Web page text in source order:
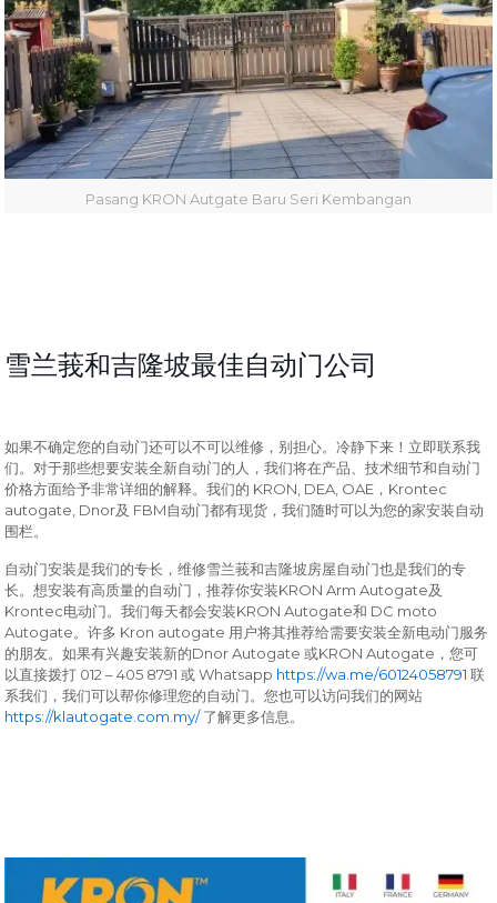
Pasang KRON Autgate Baru Seri Kembangan
雪兰莪和吉隆坡最佳自动门公司
如果不确定您的自动门还可以不可以维修，别担心。冷静下来！立即联系我
们。对于那些想要安装全新自动门的人，我们将在产品、技术细节和自动门
价格方面给予非常详细的解释。我们的 KRON, DEA, OAE ， Krontec
autogate, Dnor及 FBM自动门都有现货，我们随时可以为您的家安装自动
围栏。
自动门安装是我们的专长，维修雪兰莪和吉隆坡房屋自动门也是我们的专
长。想安装有高质量的自动门，推荐你安装KRON Arm Autogate及
Krontec电动门。我们每天都会安装KRON Autogate和 DC moto
Autogate。许多 Kron autogate 用户将其推荐给需要安装全新电动门服务
的朋友。如果有兴趣安装新的Dnor Autogate或KRON Autogate ，您可
以直接拨打 012 – 405 8791或Whatsapp https://wa.me/60124058791 联
系我们，我们可以帮你修理您的自动门。您也可以访问我们的网站
https://klautogate.com.my/ 了解更多信息。